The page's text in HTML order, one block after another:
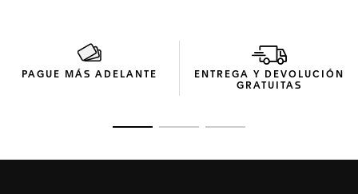
pulsadores y la corona de titanio grado 2 completan el
diseño dinámico y reflejan así el alma automovilística del
reloj.
PAGUE MÁS ADELANTE
ENTREGA Y DEVOLUCIÓN
GRATUITAS